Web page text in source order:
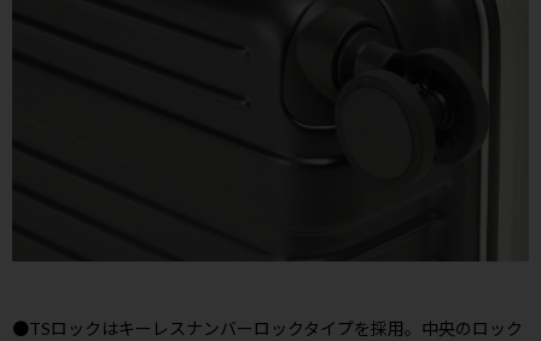
●TSロックはキーレスナンバーロックタイプを採用。中央のロック